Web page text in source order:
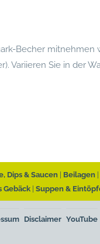
Becher mitnehmen
Variieren Sie in der
Dips & Saucen Beilagen
Gebäck Suppen &
Disclaimer YouTube